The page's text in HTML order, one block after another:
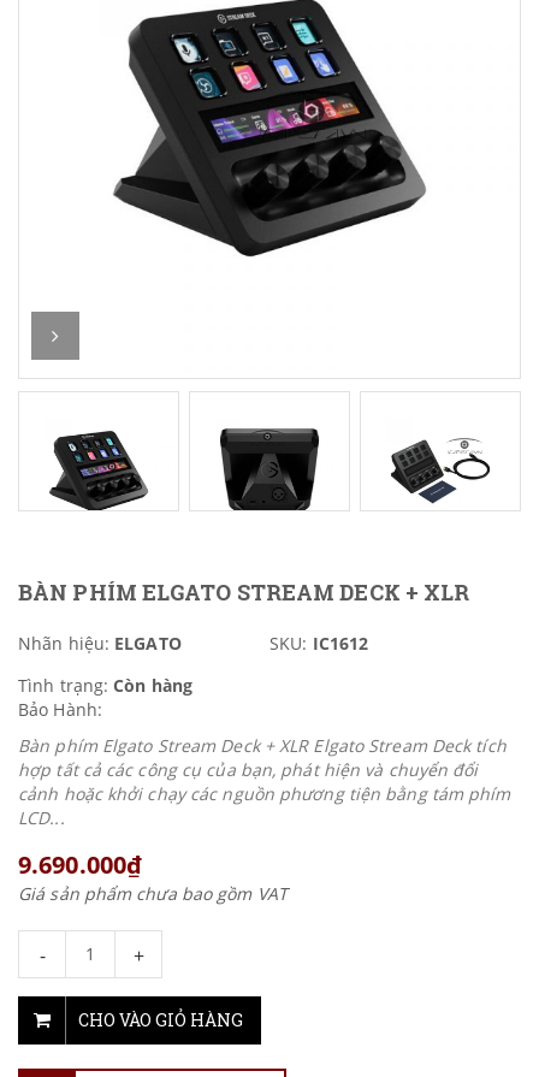
BÀN PHÍM ELGATO STREAM DECK + XLR
Nhãn hiệu: ELGATO SKU: IC1612
Tình trạng: Còn hàng
Bảo Hành:
Bàn phím Elgato Stream Deck + XLR Elgato Stream Deck tích
hợp tất cả các công cụ của bạn, phát hiện và chuyển đổi
cảnh hoặc khởi chạy các nguồn phương tiện bằng tám phím
LCD...
9.690.000₫
Giá sản phẩm chưa bao gồm VAT
- +
CHO VÀO GIỎ HÀNG